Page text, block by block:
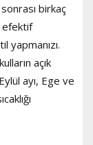
birkaç
efektif
yapmanızı.
açık
ayı, Ege ve